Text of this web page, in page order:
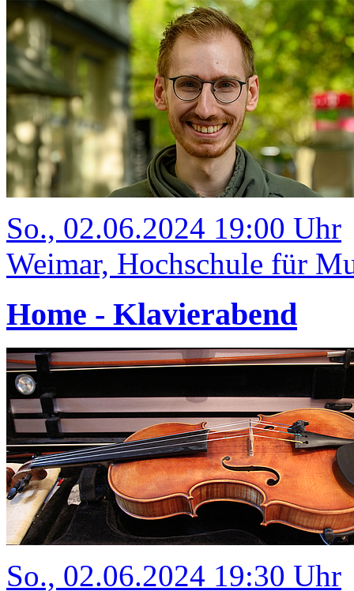
So., 02.06.2024 19:00 Uhr
Weimar, Hochschule für
Home - Klavierabend
So., 02.06.2024 19:30 Uhr